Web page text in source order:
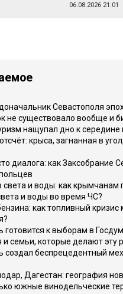
06.08.2026 21:01
Севастополя
не существовало вообще и
нащупал дно к середине
крыса, загнанная в
диалога: как Заксобрание
света и воды: как крымчанам
и воды во время ЧС?
как топливный
готовится к выборам в
семьи, которые делают эту
создал беспрецедентный
Дагестан: география
южные винодельческие